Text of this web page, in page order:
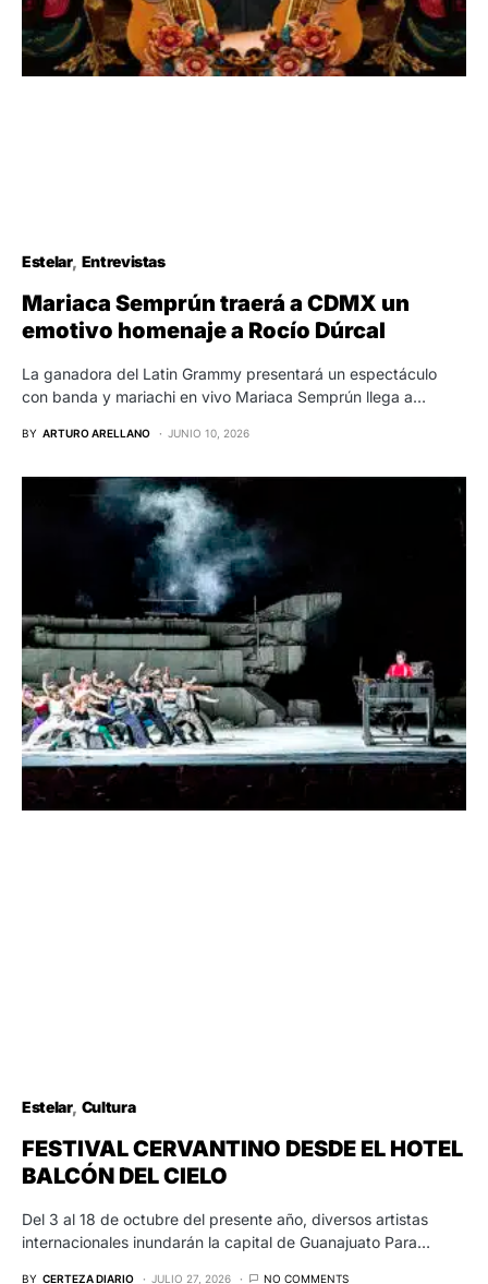
Estelar Entrevistas
Mariaca Semprún traerá a CDMX un
emotivo homenaje a Rocío Dúrcal
La ganadora del Latin Grammy presentará un espectáculo
con banda y mariachi en vivo Mariaca Semprún llega a…
BY ARTURO ARELLANO JUNIO 10, 2026
Estelar Cultura
FESTIVAL CERVANTINO DESDE EL HOTEL
BALCÓN DEL CIELO
Del 3 al 18 de octubre del presente año, diversos artistas
internacionales inundarán la capital de Guanajuato Para…
BY CERTEZA DIARIO JULIO 27, 2026 NO COMMENTS